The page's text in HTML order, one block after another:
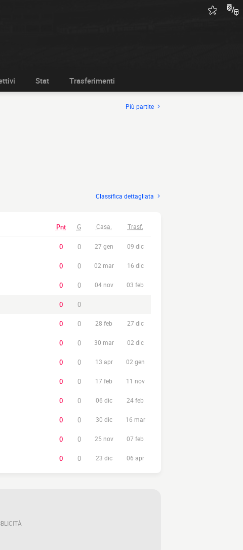
Stat Trasferimenti
Più partite
Classifica dettagliata
Pnt G Casa. Trasf.
0 0 27 gen 09 dic
0 0 02 mar 16 dic
0 0 04 nov 03 feb
0 0
0 0 28 feb 27 dic
0 0 30 mar 02 dic
0 0 13 apr 02 gen
0 0 17 feb 11 nov
0 0 06 dic 24 feb
0 0 30 dic 16 mar
0 0 25 nov 07 feb
0 0 23 dic 06 apr